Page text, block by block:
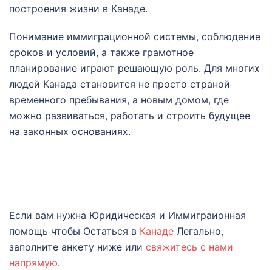
построения жизни в Канаде.
Понимание иммиграционной системы, соблюдение
сроков и условий, а также грамотное
планирование играют решающую роль. Для многих
людей Канада становится не просто страной
временного пребывания, а новым домом, где
можно развиваться, работать и строить будущее
на законных основаниях.
Если вам нужна Юридическая и Иммиграионная
помощь чтобы Остаться в Канаде Легально,
заполните анкету ниже или свяжитесь с нами
напрямую.